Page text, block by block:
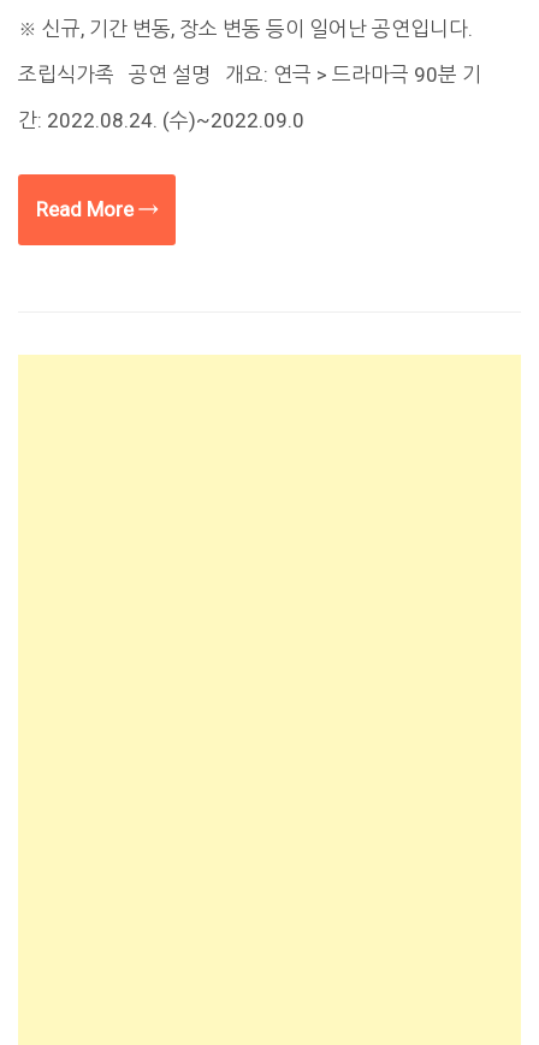
※ 신규, 기간 변동, 장소 변동 등이 일어난 공연입니다.
조립식가족 공연 설명 개요: 연극 > 드라마극 90분 기
간: 2022.08.24. (수)~2022.09.0
Read More →